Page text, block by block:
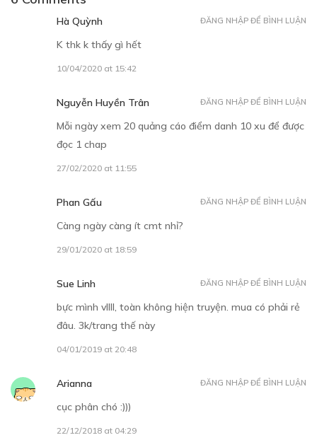
Hà Quỳnh
K thk k thấy gì hết
10/04/2020 at 15:42
ĐĂNG NHẬP ĐỂ BÌNH LUẬN
Nguyễn Huyền Trân
Mỗi ngày xem 20 quảng cáo điểm danh 10 xu để được
đọc 1 chap
27/02/2020 at 11:55
ĐĂNG NHẬP ĐỂ BÌNH LUẬN
Phan Gấu
Càng ngày càng ít cmt nhỉ?
29/01/2020 at 18:59
ĐĂNG NHẬP ĐỂ BÌNH LUẬN
Sue Linh
bực mình vllll, toàn không hiện truyện. mua có phải rẻ
đâu. 3k/trang thế này
04/01/2019 at 20:48
ĐĂNG NHẬP ĐỂ BÌNH LUẬN
Arianna
cục phân chó :)))
22/12/2018 at 04:29
ĐĂNG NHẬP ĐỂ BÌNH LUẬN